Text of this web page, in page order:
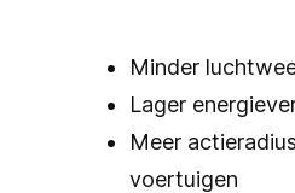
Minder
Lager
Meer
voertuigen